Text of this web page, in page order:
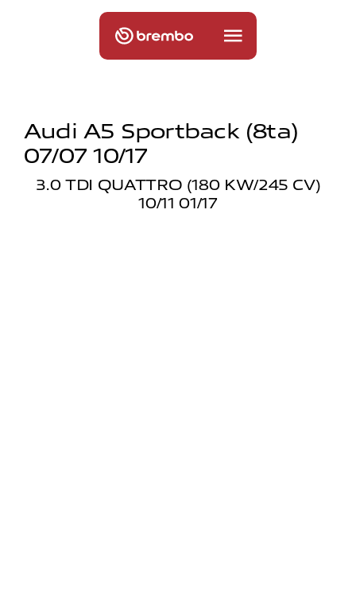
Audi A5 Sportback (8ta)
07/07 10/17
3.0 TDI QUATTRO (180 KW/245 CV)
10/11 01/17